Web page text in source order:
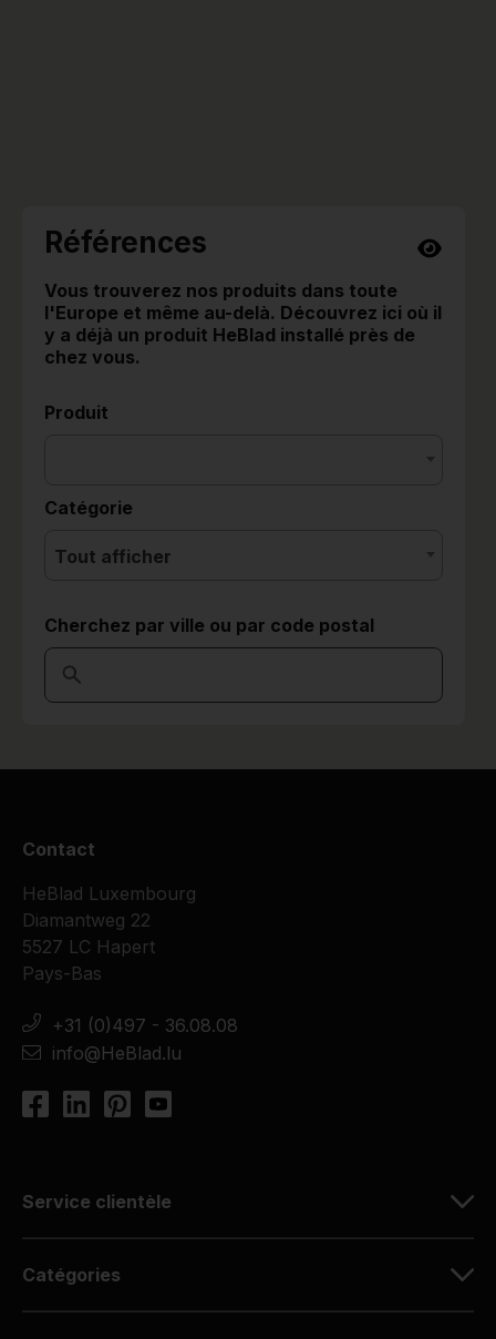
Références
Vous trouverez nos produits dans toute
l'Europe et même au-delà. Découvrez ici où il
y a déjà un produit HeBlad installé près de
chez vous.
Produit
Catégorie
Tout afficher
Cherchez par ville ou par code postal
Contact
HeBlad Luxembourg
Diamantweg 22
5527 LC Hapert
Pays-Bas
+31 (0)497 - 36.08.08
info@HeBlad.lu
Service clientèle
Catégories